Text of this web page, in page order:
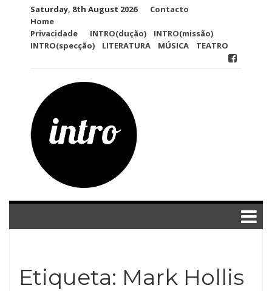
Saturday, 8th August 2026
Contacto
Home
Privacidade
INTRO(dução)
INTRO(missão)
INTRO(specção)
LITERATURA MÚSICA TEATRO
Etiqueta: Mark Hollis